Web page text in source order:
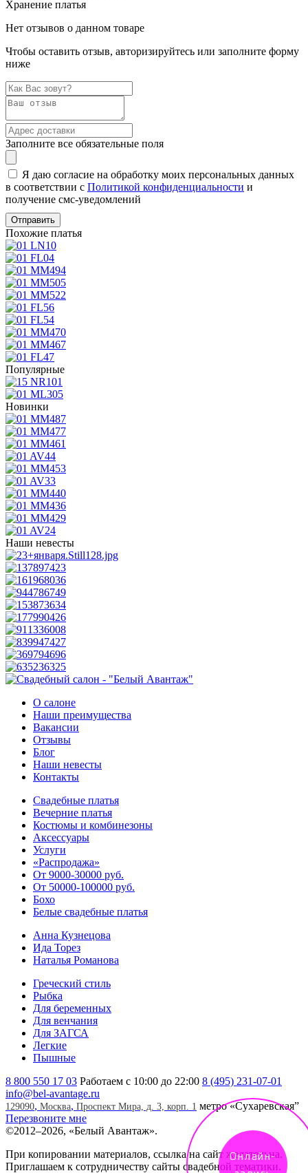
Хранение платья
Нет отзывов о данном товаре
Чтобы оставить отзыв, авторизируйтесь или заполните форму
ниже
Заполните все обязательные поля
Я даю согласие на обработку моих персональных данных
в соответствии с Политикой конфиденциальности и
получение смс-уведомлений
Похожие платья
Популярные
Новинки
Наши невесты
О салоне
Наши преимущества
Вакансии
Отзывы
Блог
Наши невесты
Контакты
Свадебные платья
Вечерние платья
Костюмы и комбинезоны
Аксессуары
Услуги
«Распродажа»
От 9000-30000 руб.
От 50000-100000 руб.
Бохо
Белые свадебные платья
Анна Кузнецова
Ида Торез
Наталья Романова
Греческий стиль
Рыбка
Для беременных
Для венчания
Для ЗАГСА
Легкие
Пышные
8 800 550 17 03 Работаем с 10:00 до 22:00 8 (495) 231-07-01
info@bel-avantage.ru
129090, Москва, Проспект Мира, д. 3, корп. 1 метро «Сухаревская”
Перезвоните мне
©2012–2026, «Белый Авантаж».
При копировании материалов, ссылка на сайт желательна.
Приглашаем к сотрудничеству сайты свадебной тематики.
Онлайн-